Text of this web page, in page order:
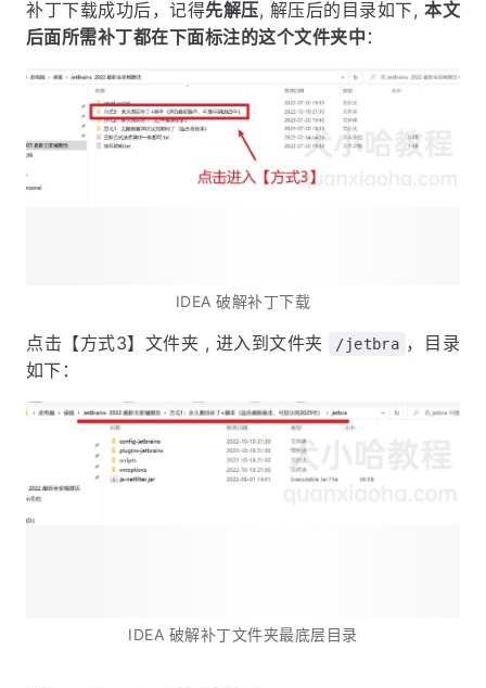
补丁下载成功后，记得先解压, 解压后的目录如下, 本文
后面所需补丁都在下面标注的这个文件夹中 ：
IDEA 破解补丁下载
点击【方式3】文件夹 , 进入到文件夹 /jetbra ，目录
如下：
IDEA 破解补丁文件夹最底层目录